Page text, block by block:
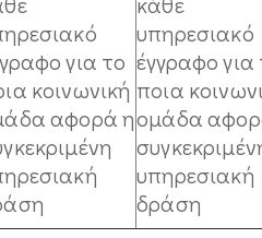
για το
κοινωνική
αφορά η
υπηρεσιακό
έγγραφο για
ποια
ομάδα
υπηρεσιακή
δράση